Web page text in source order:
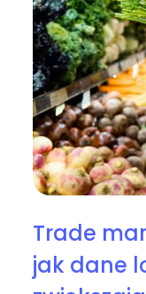
Trade
jak dane